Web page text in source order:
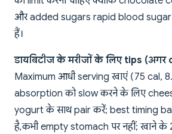
और added sugars rapid blood
हैं।
डायबिटीज के मरीजों के लिए tips (अगर
Maximum आधी serving खाएं (75 cal,
absorption को slow करने के लिए
yogurt के साथ pair करें; best timing
है, कभी empty stomach पर नहीं; खाने के